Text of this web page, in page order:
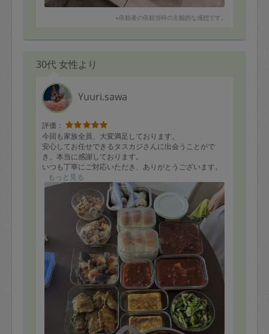
※依頼者の依頼当時の主観的な感想です。
30代 女性より
Yuuri.sawa
評価：
今回も家族全員、大変満足しております。
安心してお任せできるタスカジさんに出会うことがで
き、本当に感謝しております。
いつも丁寧にご対応いただき、ありがとうございます。
もっと見る